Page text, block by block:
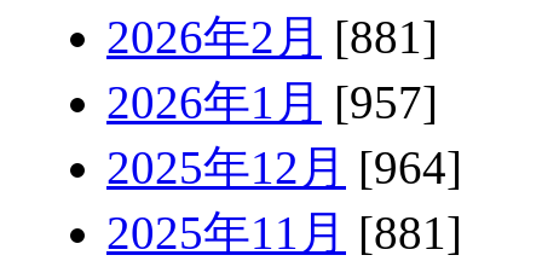
2026年2月 [881]
2026年1月 [957]
2025年12月 [964]
2025年11月 [881]